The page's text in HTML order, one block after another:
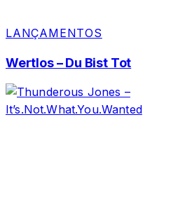
LANÇAMENTOS
Wertlos – Du Bist Tot